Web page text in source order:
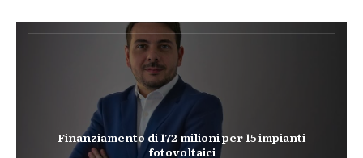
Finanziamento di 172 milioni per 15 impianti
fotovoltaici